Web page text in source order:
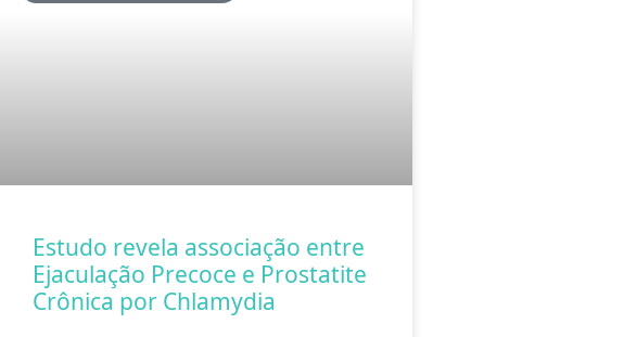
Estudo revela associação entre
Ejaculação Precoce e Prostatite
Crônica por Chlamydia